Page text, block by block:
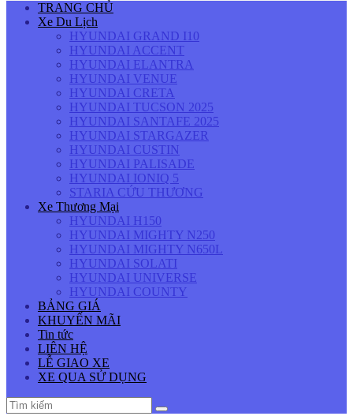
TRANG CHỦ
Xe Du Lịch
HYUNDAI GRAND I10
HYUNDAI ACCENT
HYUNDAI ELANTRA
HYUNDAI VENUE
HYUNDAI CRETA
HYUNDAI TUCSON 2025
HYUNDAI SANTAFE 2025
HYUNDAI STARGAZER
HYUNDAI CUSTIN
HYUNDAI PALISADE
HYUNDAI IONIQ 5
STARIA CỨU THƯƠNG
Xe Thương Mại
HYUNDAI H150
HYUNDAI MIGHTY N250
HYUNDAI MIGHTY N650L
HYUNDAI SOLATI
HYUNDAI UNIVERSE
HYUNDAI COUNTY
BẢNG GIÁ
KHUYẾN MÃI
Tin tức
LIÊN HỆ
LỄ GIAO XE
XE QUA SỬ DỤNG